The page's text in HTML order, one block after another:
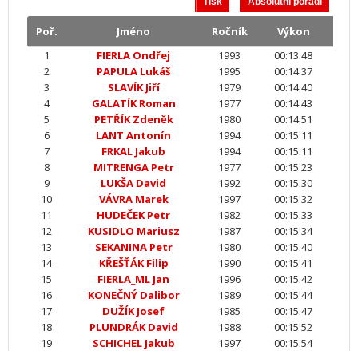
Poř. Jméno Ročník
Výkon
1
FIERLA Ondřej 1993
00:13:48
2
PAPULA Lukáš 1995
00:14:37
3
SLAVÍK Jiří 1979
00:14:40
4
GALATÍK Roman 1977
00:14:43
5
PETŘÍK Zdeněk 1980
00:14:51
6
LANT Antonín 1994
00:15:11
7
FRKAL Jakub 1994
00:15:11
8
MITRENGA Petr 1977
00:15:23
9
LUKŠA David 1992
00:15:30
10
VÁVRA Marek 1997
00:15:32
11
HUDEČEK Petr 1982
00:15:33
12
KUSIDLO Mariusz 1987
00:15:34
13
SEKANINA Petr 1980
00:15:40
14
KŘEŠŤÁK Filip 1990
00:15:41
15
FIERLA_ML Jan 1996
00:15:42
16
KONEČNÝ Dalibor 1989
00:15:44
17
DUŽÍK Josef 1985
00:15:47
18
PLUNDRÁK David 1988
00:15:52
19
SCHICHEL Jakub 1997
00:15:54